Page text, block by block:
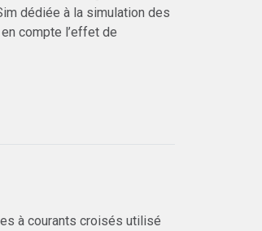
dédiée à la simulation des
compte l’effet de
à courants croisés utilisé